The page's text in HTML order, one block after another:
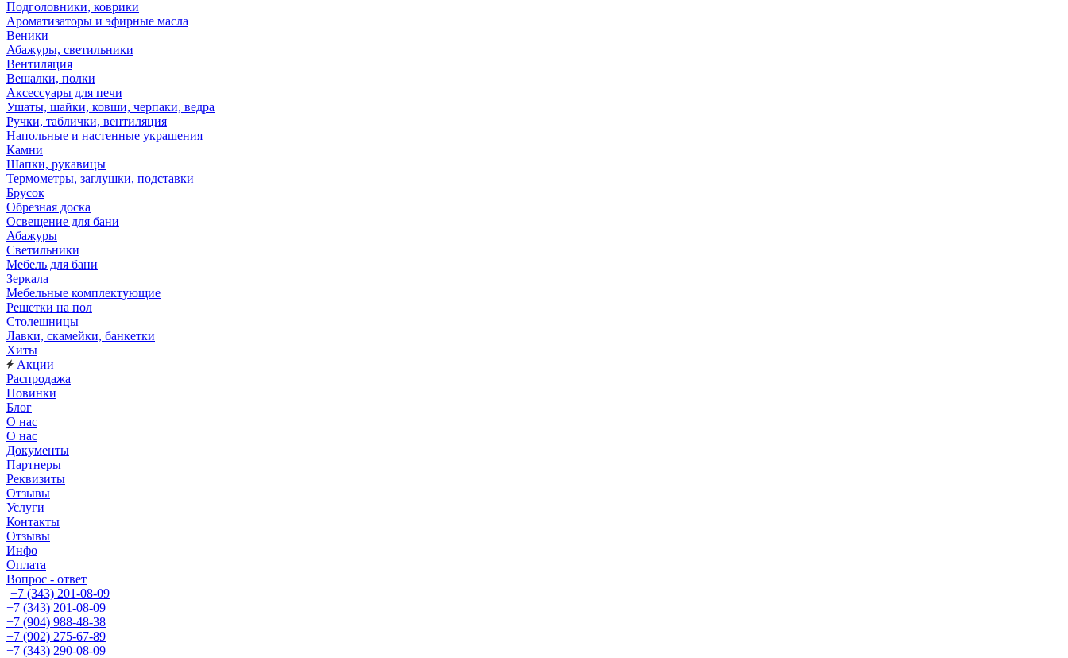
Подголовники, коврики
Ароматизаторы и эфирные масла
Веники
Абажуры, светильники
Вентиляция
Вешалки, полки
Аксессуары для печи
Ушаты, шайки, ковши, черпаки, ведра
Ручки, таблички, вентиляция
Напольные и настенные украшения
Камни
Шапки, рукавицы
Термометры, заглушки, подставки
Брусок
Обрезная доска
Освещение для бани
Абажуры
Светильники
Мебель для бани
Зеркала
Мебельные комплектующие
Решетки на пол
Столешницы
Лавки, скамейки, банкетки
Хиты
Акции
Распродажа
Новинки
Блог
О нас
О нас
Документы
Партнеры
Реквизиты
Отзывы
Услуги
Контакты
Отзывы
Инфо
Оплата
Вопрос - ответ
+7 (343) 201-08-09
+7 (343) 201-08-09
+7 (904) 988-48-38
+7 (902) 275-67-89
+7 (343) 290-08-09